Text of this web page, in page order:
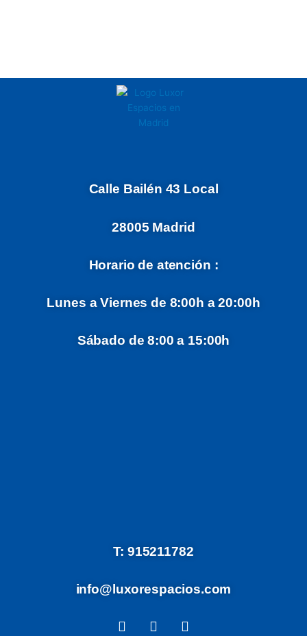
Calle Bailén 43 Local
28005 Madrid
Horario de atención :
Lunes a Viernes de 8:00h a 20:00h
Sábado de 8:00 a 15:00h
T: 915211782
info@luxorespacios.com
F
I
W